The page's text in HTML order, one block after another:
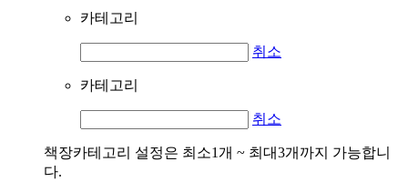
카테고리
취소
카테고리
취소
책장카테고리 설정은 최소1개 ~ 최대3개까지 가능합니
다.